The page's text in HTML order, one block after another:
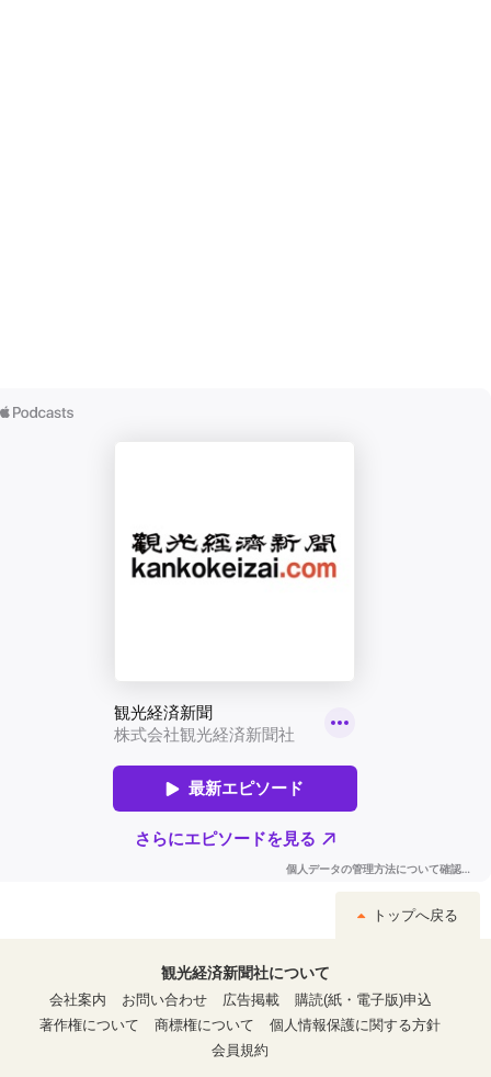
トップへ戻る
観光経済新聞社について
会社案内
お問い合わせ 広告掲載
購読(紙・電子版)申込
著作権について
商標権について
個人情報保護に関する方針
会員規約